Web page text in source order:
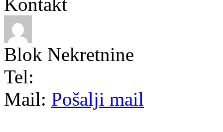
Blok Nekretnine
Tel:
Mail: Pošalji mail